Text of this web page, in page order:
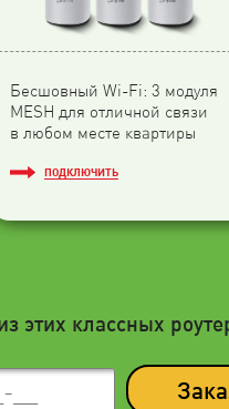
Бесшовный Wi-Fi: 3 модуля
МESH для отличной связи
в любом месте квартиры
ПОДКЛЮЧИТЬ
этих классных